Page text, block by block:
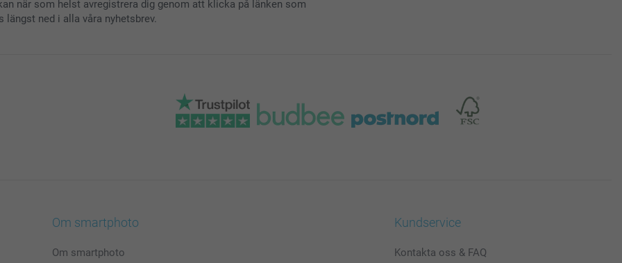
när som helst avregistrera dig genom att klicka på länken som
längst ned i alla våra nyhetsbrev.
Om smartphoto
Om smartphoto
Kundservice
Kontakta oss & FAQ